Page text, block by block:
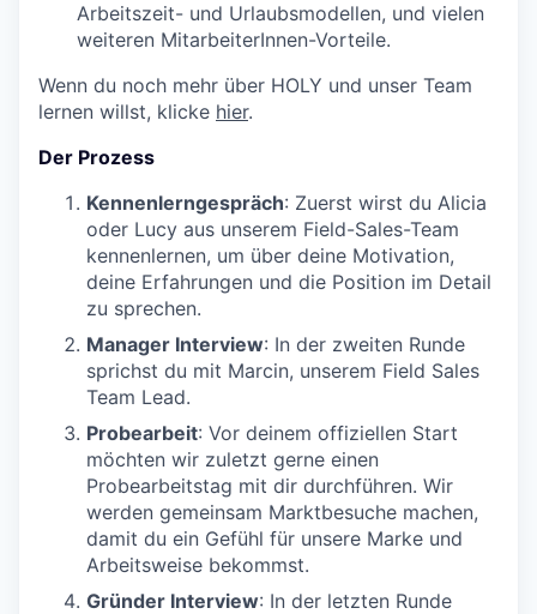
Arbeitszeit- und Urlaubsmodellen, und vielen
weiteren MitarbeiterInnen-Vorteile.
Wenn du noch mehr über HOLY und unser Team
lernen willst, klicke hier.
Der Prozess
Kennenlerngespräch: Zuerst wirst du Alicia
oder Lucy aus unserem Field-Sales-Team
kennenlernen, um über deine Motivation,
deine Erfahrungen und die Position im Detail
zu sprechen.
Manager Interview: In der zweiten Runde
sprichst du mit Marcin, unserem Field Sales
Team Lead.
Probearbeit: Vor deinem offiziellen Start
möchten wir zuletzt gerne einen
Probearbeitstag mit dir durchführen. Wir
werden gemeinsam Marktbesuche machen,
damit du ein Gefühl für unsere Marke und
Arbeitsweise bekommst.
Gründer Interview: In der letzten Runde